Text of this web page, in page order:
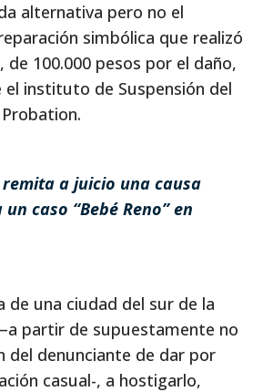
alternativa pero no el
simbólica que realizó
de 100.000 pesos por el daño,
instituto de Suspensión del
remita a juicio una causa
caso “Bebé Reno” en
de una ciudad del sur de la
partir de supuestamente no
del denunciante de dar por
casual-, a hostigarlo,